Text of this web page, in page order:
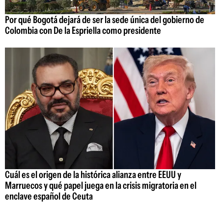
Por qué Bogotá dejará de ser la sede única del gobierno de
Colombia con De la Espriella como presidente
Cuál es el origen de la histórica alianza entre EEUU y
Marruecos y qué papel juega en la crisis migratoria en el
enclave español de Ceuta